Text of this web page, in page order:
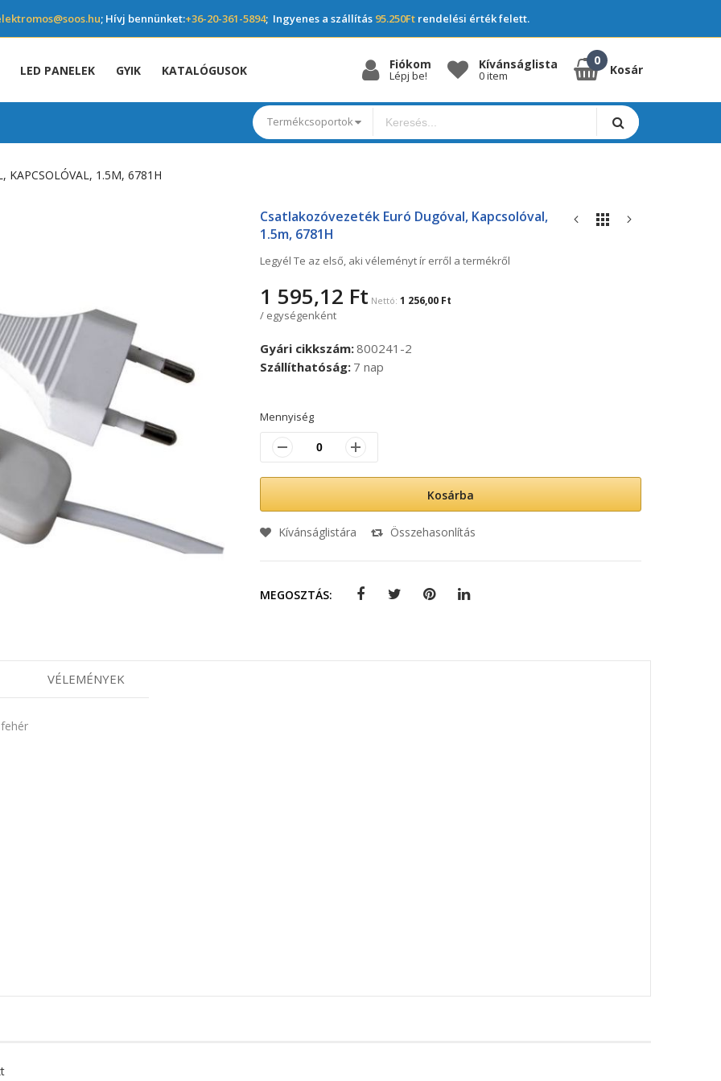
; Hívj bennünket:+36-20-361-5894; Ingyenes a szállítás 95.250Ft rendelési érték felett.
LED PANELEK GYIK KATALÓGUSOK Fiókom
Lépj be!
Kívánságlista
0 item Kosár
Termékcsoportok
KAPCSOLÓVAL, 1.5M, 6781H
Csatlakozóvezeték Euró Dugóval, Kapcsolóval,
1.5m, 6781H
Legyél Te az első, aki véleményt ír erről a termékről
1 595,12 Ft 1 256,00 Ft
/ egységenként
Gyári cikkszám 800241-2
Szállíthatóság 7 nap
Mennyiség
Kosárba
Kívánságlistára Összehasonlítás
MEGOSZTÁS:
VÉLEMÉNYEK